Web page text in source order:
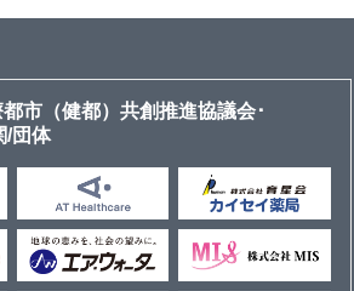
市（健都）共創推進協議会･
/団体